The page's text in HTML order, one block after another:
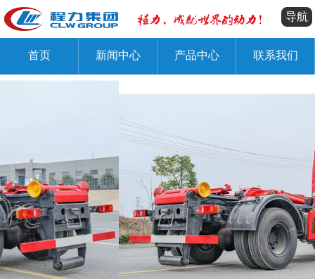
导航
首页 新闻中心 产品中心 联系我们